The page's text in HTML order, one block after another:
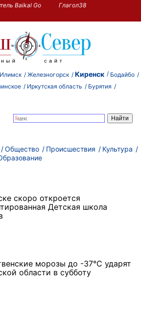
Baikal Go
Глагол38
Железногорск Киренск
Бодайбо
Иркутская область
Бурятия
Общество Происшествия
Культура
скоро откроется
Детская школа
морозы до -37°С ударят
области в субботу